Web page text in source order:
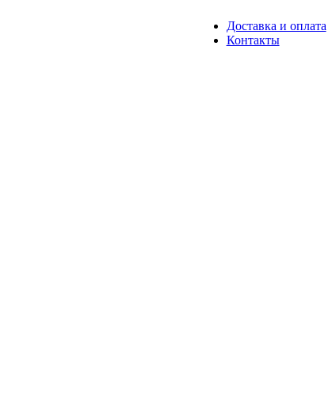
Доставка и оплата
Контакты